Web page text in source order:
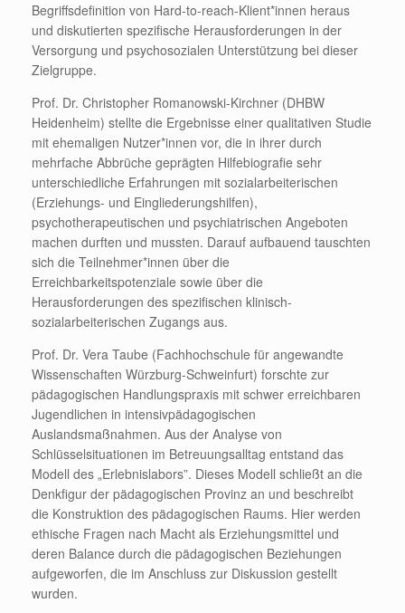
Begriffsdefinition von Hard-to-reach-Klient*innen heraus
und diskutierten spezifische Herausforderungen in der
Versorgung und psychosozialen Unterstützung bei dieser
Zielgruppe.
Prof. Dr. Christopher Romanowski-Kirchner (DHBW
Heidenheim) stellte die Ergebnisse einer qualitativen Studie
mit ehemaligen Nutzer*innen vor, die in ihrer durch
mehrfache Abbrüche geprägten Hilfebiografie sehr
unterschiedliche Erfahrungen mit sozialarbeiterischen
(Erziehungs- und Eingliederungshilfen),
psychotherapeutischen und psychiatrischen Angeboten
machen durften und mussten. Darauf aufbauend tauschten
sich die Teilnehmer*innen über die
Erreichbarkeitspotenziale sowie über die
Herausforderungen des spezifischen klinisch-
sozialarbeiterischen Zugangs aus.
Prof. Dr. Vera Taube (Fachhochschule für angewandte
Wissenschaften Würzburg-Schweinfurt) forschte zur
pädagogischen Handlungspraxis mit schwer erreichbaren
Jugendlichen in intensivpädagogischen
Auslandsmaßnahmen. Aus der Analyse von
Schlüsselsituationen im Betreuungsalltag entstand das
Modell des „Erlebnislabors”. Dieses Modell schließt an die
Denkfigur der pädagogischen Provinz an und beschreibt
die Konstruktion des pädagogischen Raums. Hier werden
ethische Fragen nach Macht als Erziehungsmittel und
deren Balance durch die pädagogischen Beziehungen
aufgeworfen, die im Anschluss zur Diskussion gestellt
wurden.